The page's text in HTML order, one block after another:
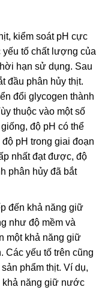
kiểm soát pH cực
tố chất lượng của
hạn sử dụng. Sau
đầu phân hủy thịt.
đổi glycogen thành
thuộc vào một số
độ pH có thể
pH trong giai đoạn
nhất đạt được, độ
phân hủy đã bắt
đến khả năng giữ
như độ mềm và
một khả năng giữ
Các yếu tố trên cũng
phẩm thịt. Ví dụ,
khả năng giữ nước